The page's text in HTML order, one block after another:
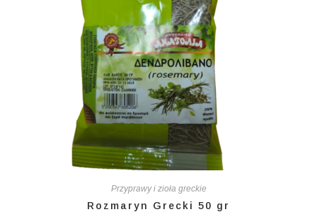
Przyprawy i zioła greckie
Rozmaryn Grecki 50 gr